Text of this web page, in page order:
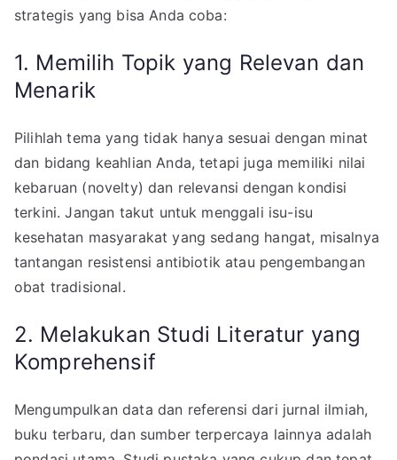
strategis yang bisa Anda coba:
1. Memilih Topik yang Relevan dan
Menarik
Pilihlah tema yang tidak hanya sesuai dengan minat
dan bidang keahlian Anda, tetapi juga memiliki nilai
kebaruan (novelty) dan relevansi dengan kondisi
terkini. Jangan takut untuk menggali isu-isu
kesehatan masyarakat yang sedang hangat, misalnya
tantangan resistensi antibiotik atau pengembangan
obat tradisional.
2. Melakukan Studi Literatur yang
Komprehensif
Mengumpulkan data dan referensi dari jurnal ilmiah,
buku terbaru, dan sumber terpercaya lainnya adalah